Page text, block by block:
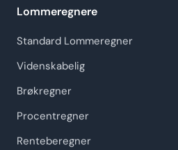
Lommeregnere
Standard Lommeregner
Videnskabelig
Brøkregner
Procentregner
Renteberegner